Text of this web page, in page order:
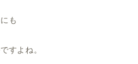
も
すよね。